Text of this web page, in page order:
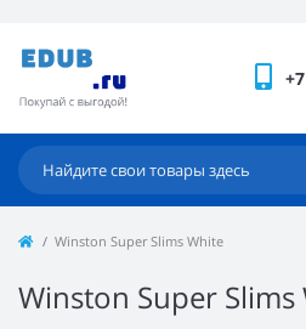
Winston Super Slims White
Winston Super Slims